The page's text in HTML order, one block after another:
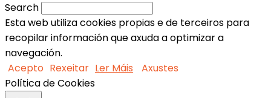
Search
Esta web utiliza cookies propias e de terceiros para
recopilar información que axuda a optimizar a
navegación.
Acepto Rexeitar Ler Máis
Axustes
Política de Cookies